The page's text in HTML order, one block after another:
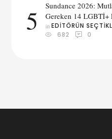
5
Sundance 2026:
Gereken 14 LGBTİ+
in EDITÖRÜN
682
0